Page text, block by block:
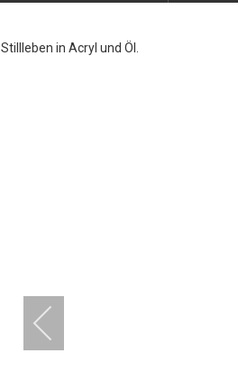
Stillleben in Acryl und Öl.